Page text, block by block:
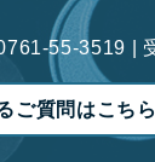
55-3519 |
ご質問はこちら